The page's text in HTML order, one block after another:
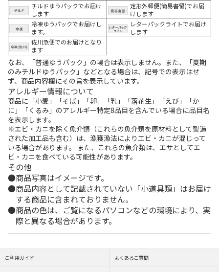
チルドゆうパックでお届け
します
定形外郵便(簡易書留)でお届
けします
冷凍ゆうパックでお届けし
ます。
レターパックライトでお届け
します
佐川急便でのお届けとなり
ます
なお、「普通ゆうパック」の場合は表示しません。また、「夏期
のみチルドゆうパック」などとなる場合は、記号での表示はせ
ず、商品内容欄にその旨を表示しています。
アレルギー情報について
商品に「小麦」「そば」「卵」「乳」「落花生」「えび」「か
に」「くるみ」のアレルギー特定8品目を含んでいる場合に品目名
を表示します。
※エビ・カニを除く魚介類（これらの魚介類を原材料として製造
された加工品も含む）は、漁獲漁法によりエビ・カニが混じって
いる場合があります。 また、これらの魚介類は、エサとしてエ
ビ・カニを食べている可能性があります。
その他
商品写真はイメージです。
商品内容として記載されていない「小道具類」はお届け
する商品に含まれておりません。
商品の色は、ご覧になるパソコンなどの環境により、実
際と異なる場合があります。
ご利用ガイド よくあるご質問